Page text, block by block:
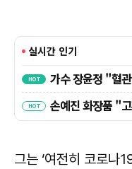
그는 ‘여전히 코로나